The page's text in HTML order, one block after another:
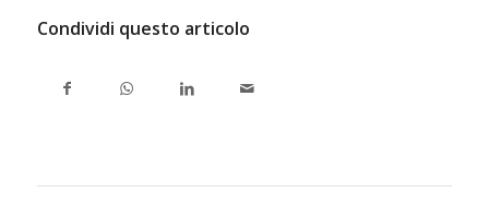
Condividi questo articolo